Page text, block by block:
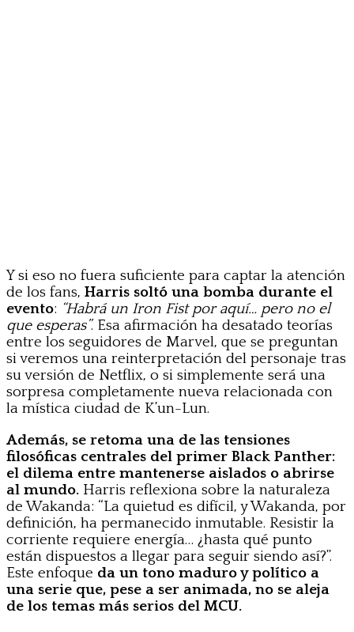
Y si eso no fuera suficiente para captar la atención
de los fans, Harris soltó una bomba durante el
evento: “Habrá un Iron Fist por aquí… pero no el
que esperas”. Esa afirmación ha desatado teorías
entre los seguidores de Marvel, que se preguntan
si veremos una reinterpretación del personaje tras
su versión de Netflix, o si simplemente será una
sorpresa completamente nueva relacionada con
la mística ciudad de K’un-Lun.
Además, se retoma una de las tensiones
filosóficas centrales del primer Black Panther:
el dilema entre mantenerse aislados o abrirse
al mundo. Harris reflexiona sobre la naturaleza
de Wakanda: “La quietud es difícil, y Wakanda, por
definición, ha permanecido inmutable. Resistir la
corriente requiere energía… ¿hasta qué punto
están dispuestos a llegar para seguir siendo así?”.
Este enfoque da un tono maduro y político a
una serie que, pese a ser animada, no se aleja
de los temas más serios del MCU.